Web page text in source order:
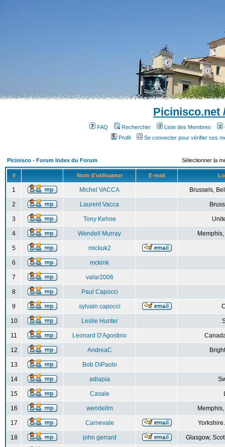
Picinisco.net
FAQ Rechercher Liste des Membres
Profil
Se connecter pour vérifier ses
Picinisco - Forum Index du Forum Sélectionner la
# Nom d'utilisateur E-mail
1 Michel VACCA Brussels,
2 Laurent Vacca
3 Tony Kehoe
4 Wendell Murray
5 mickuk2
6 mckink
7 valar2006
8 Paul Capocci
9 sylvain capocci
10 Leslie Hunter
11 Leonard D'Agostino
12 AndreaC
13 Bob DiPaolo
14 adiapia
15 Casale
16 wendellm
17 Carnevale
18 john gerrard Glasgow,